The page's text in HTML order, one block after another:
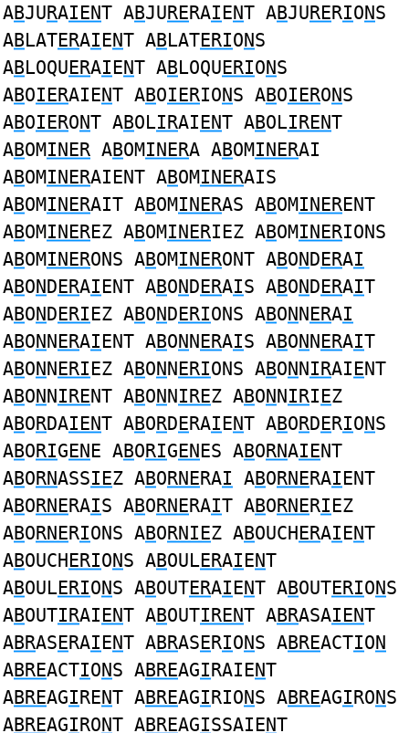
ABJURAIENT ABJURERAIENT ABJURERIONS
ABLATERAIENT ABLATERIONS
ABLOQUERAIENT ABLOQUERIONS
ABOIERAIENT ABOIERIONS ABOIERONS
ABOIERONT ABOLIRAIENT ABOLIRENT
ABOMINER ABOMINERA ABOMINERAI
ABOMINERAIENT ABOMINERAIS
ABOMINERAIT ABOMINERAS ABOMINERENT
ABOMINEREZ ABOMINERIEZ ABOMINERIONS
ABOMINERONS ABOMINERONT ABONDERAI
ABONDERAIENT ABONDERAIS ABONDERAIT
ABONDERIEZ ABONDERIONS ABONNERAI
ABONNERAIENT ABONNERAIS ABONNERAIT
ABONNERIEZ ABONNERIONS ABONNIRAIENT
ABONNIRENT ABONNIREZ ABONNIRIEZ
ABORDAIENT ABORDERAIENT ABORDERIONS
ABORIGENE ABORIGENES ABORNAIENT
ABORNASSIEZ ABORNERAI ABORNERAIENT
ABORNERAIS ABORNERAIT ABORNERIEZ
ABORNERIONS ABORNIEZ ABOUCHERAIENT
ABOUCHERIONS ABOULERAIENT
ABOULERIONS ABOUTERAIENT ABOUTERIONS
ABOUTIRAIENT ABOUTIRENT ABRASAIENT
ABRASERAIENT ABRASERIONS ABREACTION
ABREACTIONS ABREAGIRAIENT
ABREAGIRENT ABREAGIRIONS ABREAGIRONS
ABREAGIRONT ABREAGISSAIENT